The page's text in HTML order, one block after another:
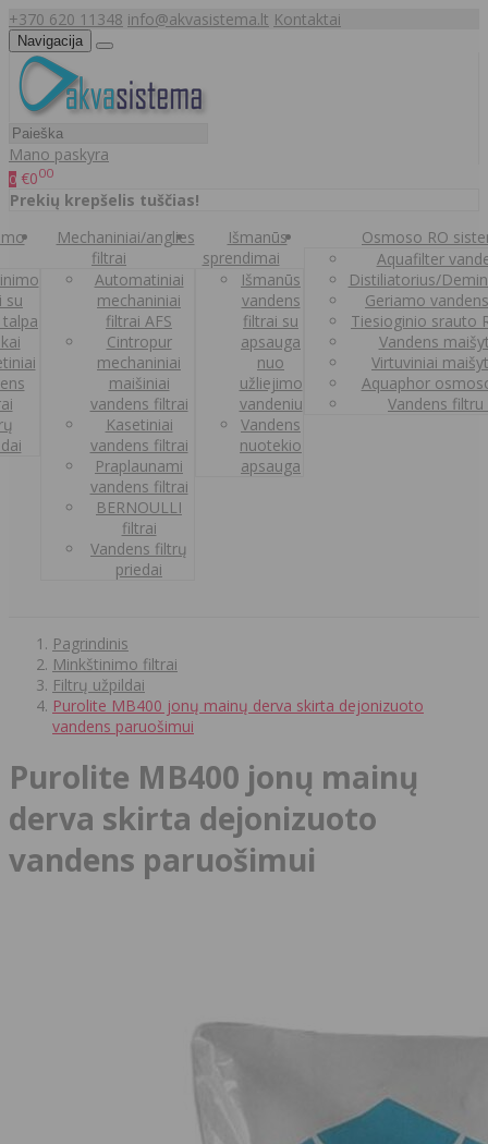
+370 620 11348 info@akvasistema.lt Kontaktai
Navigacija
Mano paskyra
0 €000
Prekių krepšelis tuščias!
su
Mechaniniai/anglies
filtrai
Automatiniai
mechaniniai
filtrai AFS
Cintropur
mechaniniai
maišiniai
vandens filtrai
Kasetiniai
vandens filtrai
Praplaunami
vandens filtrai
BERNOULLI
filtrai
Vandens filtrų
priedai
Išmanūs
sprendimai
Išmanūs
vandens
filtrai su
apsauga
nuo
užliejimo
vandeniu
Vandens
nuotekio
apsauga
Osmoso RO
Aquafilter
Distiliatorius/
Geriamo
Tiesioginio srauto
Vandens
Virtuviniai
Aquaphor
Vandens filtru
Pagrindinis
Minkštinimo filtrai
Filtrų užpildai
Purolite MB400 jonų mainų derva skirta dejonizuoto
vandens paruošimui
Purolite MB400 jonų mainų
derva skirta dejonizuoto
vandens paruošimui